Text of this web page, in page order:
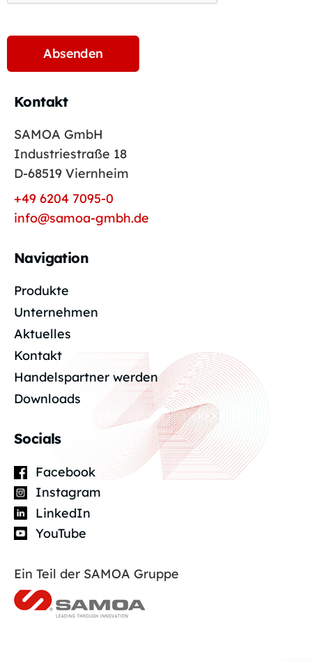
Kontakt
SAMOA GmbH
Industriestraße 18
D-68519 Viernheim
+49 6204 7095-0
info@samoa-gmbh.de
Navigation
Produkte
Unternehmen
Aktuelles
Kontakt
Handelspartner werden
Downloads
Socials
Facebook
Instagram
LinkedIn
YouTube
Ein Teil der SAMOA Gruppe